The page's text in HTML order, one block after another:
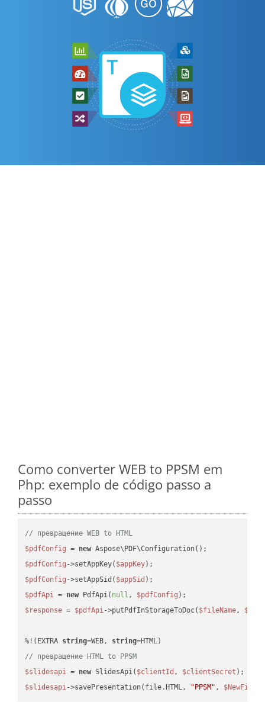
Como converter WEB to PPSM em
Php: exemplo de código passo a
passo
// превращение WEB to HTML
$pdfConfig = new
$pdfConfig ->setAppKey( $appKey
$pdfConfig ->setAppSid( $appSid
$pdfApi = new PdfApi( null , $pdfConfig
$response = $pdfApi->putPdfInStorageToDoc( $fileName,
%!(EXTRA string=WEB, string
// превращение HTML to PPSM
$slidesapi = new SlidesApi( $clientId , $clientSecret
$slidesapi->savePresentation(file.HTML, "PPSM" , $NewFile